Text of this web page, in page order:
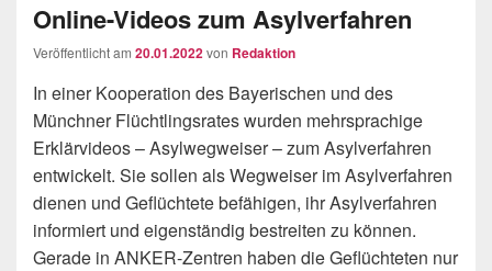
Online-Videos zum Asylverfahren
Veröffentlicht am 20.01.2022von Redaktion
In einer Kooperation des Bayerischen und des
Münchner Flüchtlingsrates wurden mehrsprachige
Erklärvideos – Asylwegweiser – zum Asylverfahren
entwickelt. Sie sollen als Wegweiser im Asylverfahren
dienen und Geflüchtete befähigen, ihr Asylverfahren
informiert und eigenständig bestreiten zu können.
Gerade in ANKER-Zentren haben die Geflüchteten nur